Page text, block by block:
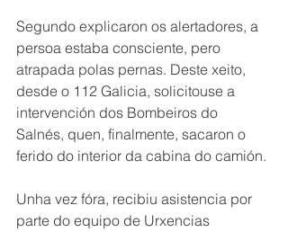
Segundo explicaron os alertadores, a
persoa estaba consciente, pero
atrapada polas pernas. Deste xeito,
desde o 112 Galicia, solicitouse a
intervención dos Bombeiros do
Salnés, quen, finalmente, sacaron o
ferido do interior da cabina do camión.
Unha vez fóra, recibiu asistencia por
parte do equipo de Urxencias